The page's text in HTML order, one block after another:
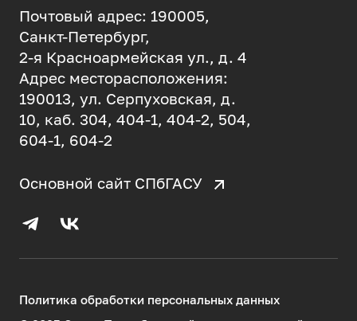
Почтовый адрес: 190005,
Санкт-Петербург,
2-я Красноармейская ул., д. 4
Адрес месторасположения:
190013, ул. Серпуховская, д.
10, каб. 304, 404-1, 404-2, 504,
604-1, 604-2
Основной сайт СПбГАСУ
Политика обработки персональных данных